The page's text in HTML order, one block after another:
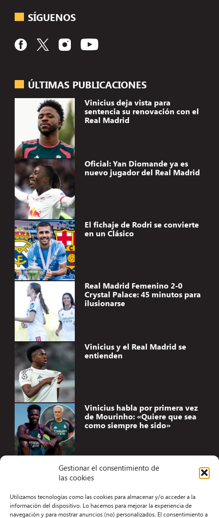
Gestionar el consentimiento de
las cookies
Utilizamos tecnologías como las cookies para almacenar y/o acceder a la
información del dispositivo. Lo hacemos para mejorar la experiencia de
navegación y para mostrar anuncios (no) personalizados. El consentimiento a
ÚLTIMAS PUBLICACIONES
Vinicius deja vista para
sentencia su renovación con el
Real Madrid
Oficial: Yan Diomande ya es
nuevo jugador del Real Madrid
El fichaje de Rodri se convierte
en un Clásico
Real Madrid Femenino 2-0
Crystal Palace: 45 minutos para
ilusionarse
Vinicius y el Real Madrid se
entienden
Vinicius habla por primera vez
de Mourinho: «Quiere que sea
como siempre he sido»
SÍGUENOS
Aviso Legal